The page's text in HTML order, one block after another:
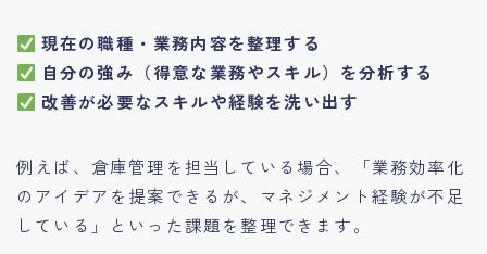
現在の職種・業務内容を整理する
自分の強み（得意な業務やスキル）を分析する
改善が必要なスキルや経験を洗い出す
例えば、倉庫管理を担当している場合、「業務効率化
のアイデアを提案できるが、マネジメント経験が不足
している」といった課題を整理できます。